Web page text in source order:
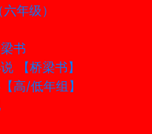
年级）
书
【桥梁书】
高/低年组】